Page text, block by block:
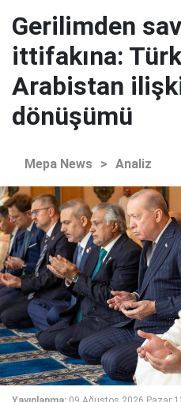
Gerilimden
ittifakına:
Arabistan
dönüşümü
Mepa News > Analiz